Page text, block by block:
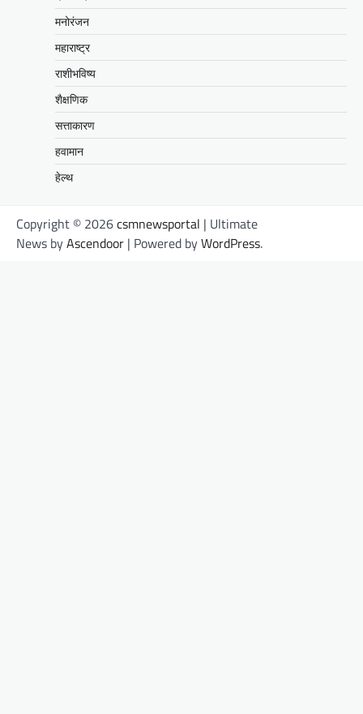
मनोरंजन
महाराष्ट्र
राशीभविष्य
शैक्षणिक
सत्ताकारण
हवामान
हेल्थ
Copyright © 2026csmnewsportal | Ultimate
News byAscendoor | Powered byWordPress.